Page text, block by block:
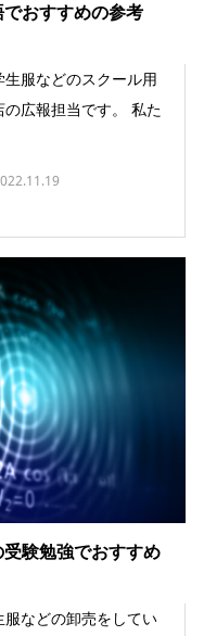
でおすすめの参考
服などのスクール用
広報担当です。 私た
受験勉強でおすすめ
などの卸売をしてい